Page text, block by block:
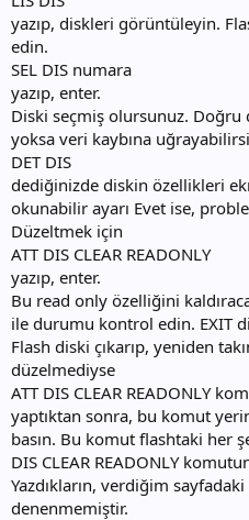
yazıp, diskleri görüntüleyin.
edin.
SEL DIS numara
yazıp, enter.
Diski seçmiş olursunuz.
yoksa veri kaybına
DET DIS
dediğinizde diskin özellikleri
okunabilir ayarı Evet ise,
Düzeltmek için
ATT DIS CLEAR READONLY
yazıp, enter.
Bu read only özelliğini
ile durumu kontrol edin. EXIT
Flash diski çıkarıp, yeniden
düzelmediyse
ATT DIS CLEAR READONLY
yaptıktan sonra, bu komut
basın. Bu komut flashtaki her
DIS CLEAR READONLY
Yazdıkların, verdiğim sayfadaki
denenmemiştir.